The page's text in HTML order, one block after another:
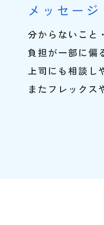
メッセージ
分からないこと
負担が一部に偏
上司にも相談し
またフレックス